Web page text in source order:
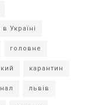
в Україні
головне
карантин
львів